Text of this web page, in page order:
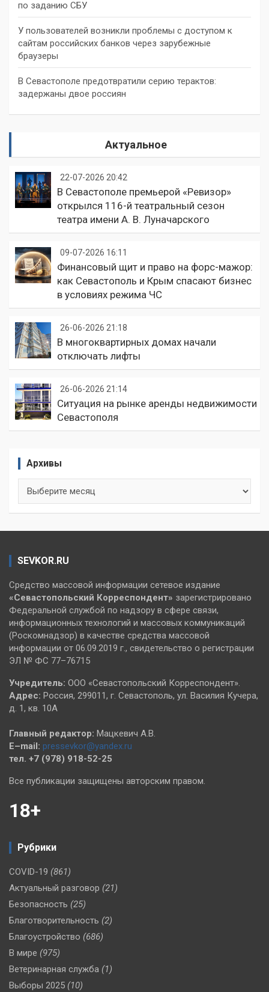
по заданию СБУ
У пользователей возникли проблемы с доступом к
сайтам российских банков через зарубежные
браузеры
В Севастополе предотвратили серию терактов:
задержаны двое россиян
Актуальное
22-07-2026 20:42
В Севастополе премьерой «Ревизор»
открылся 116-й театральный сезон
театра имени А. В. Луначарского
09-07-2026 16:11
Финансовый щит и право на форс-мажор:
как Севастополь и Крым спасают бизнес
в условиях режима ЧС
26-06-2026 21:18
В многоквартирных домах начали
отключать лифты
26-06-2026 21:14
Ситуация на рынке аренды недвижимости
Севастополя
Архивы
SEVKOR.RU
Средство массовой информации сетевое издание
«Севастопольский Корреспондент» зарегистрировано
Федеральной службой по надзору в сфере связи,
информационных технологий и массовых коммуникаций
(Роскомнадзор) в качестве средства массовой
информации от 06.09.2019 г., свидетельство о регистрации
ЭЛ № ФС 77–76715
Учредитель: ООО «Севастопольский Корреспондент».
Адрес: Россия, 299011, г. Севастополь, ул. Василия Кучера,
д. 1, кв. 10А
Главный редактор: Мацкевич А.В.
E–mail: pressevkor@yandex.ru
тел. +7 (978) 918-52-25
Все публикации защищены авторским правом.
18+
Рубрики
COVID-19 (861)
Актуальный разговор (21)
Безопасность (25)
Благотворительность (2)
Благоустройство (686)
В мире (975)
Ветеринарная служба (1)
Выборы 2025 (10)